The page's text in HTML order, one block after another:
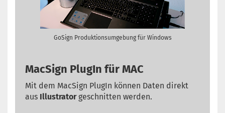
GoSign Produktionsumgebung für Windows
MacSign PlugIn für MAC
Mit dem MacSign PlugIn können Daten direkt
aus Illustratorgeschnitten werden.